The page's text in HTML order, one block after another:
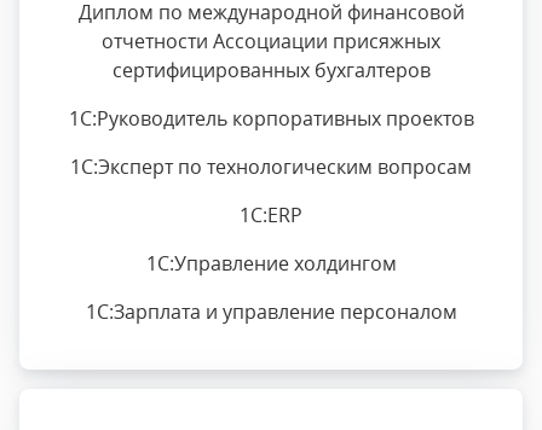
Диплом по международной финансовой
отчетности Ассоциации присяжных
сертифицированных бухгалтеров
1С:Руководитель корпоративных проектов
1С:Эксперт по технологическим вопросам
1C:ERP
1C:Управление холдингом
1C:Зарплата и управление персоналом